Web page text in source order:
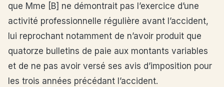
que Mme [B] ne démontrait pas l’exercice d’une
activité professionnelle régulière avant l’accident,
lui reprochant notamment de n’avoir produit que
quatorze bulletins de paie aux montants variables
et de ne pas avoir versé ses avis d’imposition pour
les trois années précédant l’accident.